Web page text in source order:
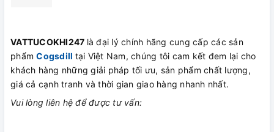
VATTUCOKHI247 là đại lý chính hãng cung cấp các sản
phẩmCogsdill tại Việt Nam, chúng tôi cam kết đem lại cho
khách hàng những giải pháp tối ưu, sản phẩm chất lượng,
giá cả cạnh tranh và thời gian giao hàng nhanh nhất.
Vui lòng liên hệ để được tư vấn: